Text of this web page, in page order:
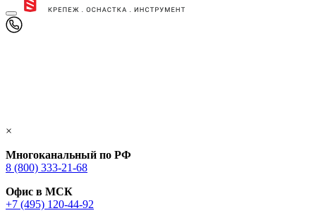
×
Многоканальный по РФ
8 (800) 333‑21-68
Офис в МСК
+7 (495) 120-44-92